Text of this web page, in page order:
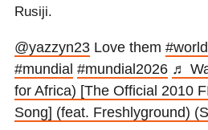
Rusiji.
@yazzyn23 Love them
#mundial #mundial2026 ♬
for Africa) [The Official 2010
Song] (feat. Freshlyground)